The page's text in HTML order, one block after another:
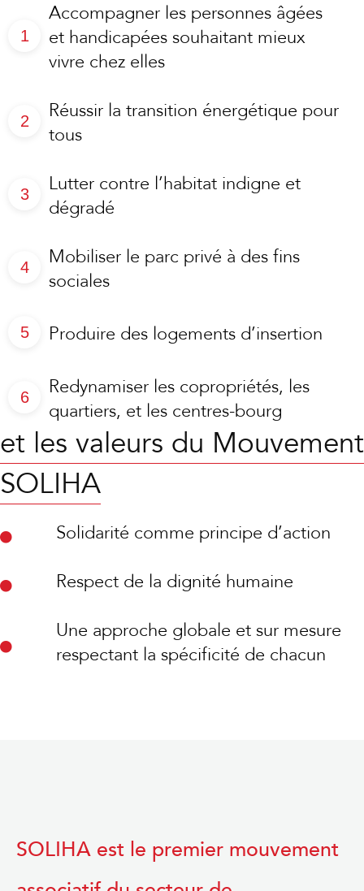
Accompagner les personnes âgées
et handicapées souhaitant mieux
vivre chez elles
Réussir la transition énergétique pour
tous
Lutter contre l’habitat indigne et
dégradé
Mobiliser le parc privé à des fins
sociales
Produire des logements d’insertion
Redynamiser les copropriétés, les
quartiers, et les centres-bourg
et les valeurs du Mouvement
SOLIHA
Solidarité comme principe d’action
Respect de la dignité humaine
Une approche globale et sur mesure
respectant la spécificité de chacun
SOLIHA est le premier mouvement